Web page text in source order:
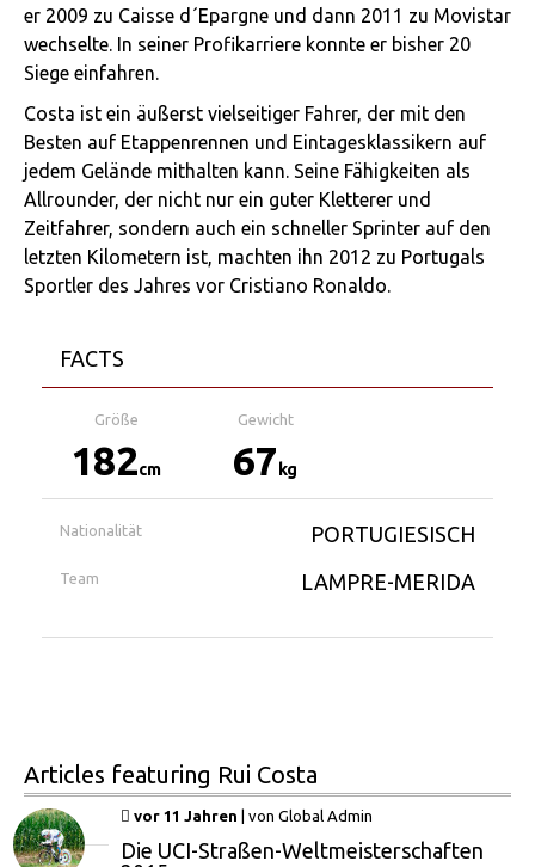
er 2009 zu Caisse d´Epargne und dann 2011 zu Movistar
wechselte. In seiner Profikarriere konnte er bisher 20
Siege einfahren.
Costa ist ein äußerst vielseitiger Fahrer, der mit den
Besten auf Etappenrennen und Eintagesklassikern auf
jedem Gelände mithalten kann. Seine Fähigkeiten als
Allrounder, der nicht nur ein guter Kletterer und
Zeitfahrer, sondern auch ein schneller Sprinter auf den
letzten Kilometern ist, machten ihn 2012 zu Portugals
Sportler des Jahres vor Cristiano Ronaldo.
FACTS
Größe
182cm
Gewicht
67 kg
Nationalität PORTUGIESISCH
Team LAMPRE-MERIDA
Articles featuring Rui Costa
vor 11 Jahren von Global Admin
Die UCI-Straßen-Weltmeisterschaften